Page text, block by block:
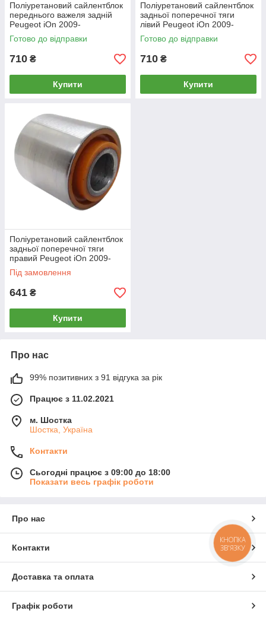
Поліуретановий сайлентблок
переднього важеля задній
Peugeot iOn 2009-
Готово до відправки
710 ₴
Купити
Поліуретановий сайлентблок
задньої поперечної тяги
лівий Peugeot iOn 2009-
Готово до відправки
710 ₴
Купити
Поліуретановий сайлентблок
задньої поперечної тяги
правий Peugeot iOn 2009-
Під замовлення
641 ₴
Купити
Про нас
99% позитивних з 91 відгука за рік
Працює з 11.02.2021
м. Шостка
Шостка, Україна
Контакти
Сьогодні працює з 09:00 до 18:00
Показати весь графік роботи
Про нас
Контакти
Доставка та оплата
Графік роботи
КНОПКА
ЗВ'ЯЗКУ